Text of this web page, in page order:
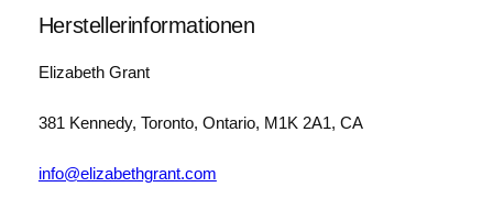
r
a
w
t
Herstellerinformationen
Elizabeth Grant
381 Kennedy, Toronto, Ontario, M1K 2A1, CA
info@elizabethgrant.com